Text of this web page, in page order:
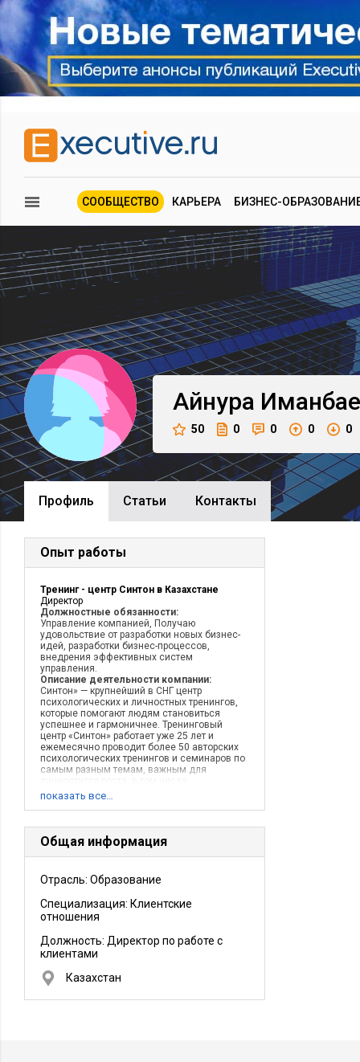
СООБЩЕСТВО КАРЬЕРА БИЗНЕС-
Айнура
50 0 0 0 0
Профиль Cтатьи Контакты
Опыт работы
Тренинг - центр Синтон в Казахстане
Директор
Должностные обязанности:
Управление компанией, Получаю
удовольствие от разработки новых бизнес-
идей, разработки бизнес-процессов,
внедрения эффективных систем
управления.
Описание деятельности компании:
Синтон» — крупнейший в СНГ центр
психологических и личностных тренингов,
которые помогают людям становиться
успешнее и гармоничнее. Тренинговый
центр «Синтон» работает уже 25 лет и
ежемесячно проводит более 50 авторских
психологических тренингов и семинаров по
самым разным темам, важным для
коммуникативные тренинги и тренинги
показать все…
Общая информация
Отрасль: Образование
Специализация: Клиентские
отношения
Должность: Директор по работе с
клиентами
Казахстан